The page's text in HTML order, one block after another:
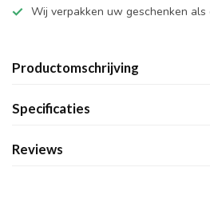
Wij verpakken uw geschenken
Productomschrijving
Specificaties
Reviews